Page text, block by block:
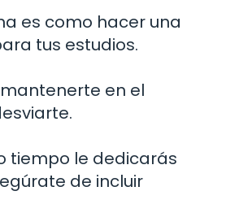
es como hacer una
tus estudios.
en el
tiempo le dedicarás
de incluir